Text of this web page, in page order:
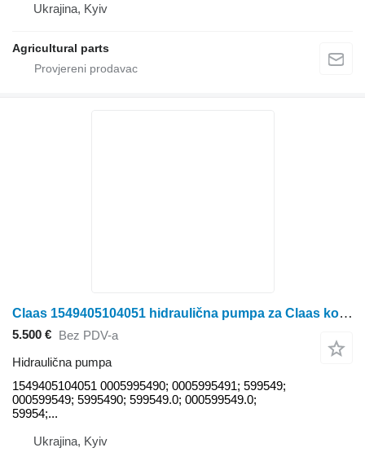
Ukrajina, Kyiv
Agricultural parts
Claas 1549405104051 hidraulična pumpa za Claas kombajna za žito
5.500 € Bez PDV-a
Hidraulična pumpa
1549405104051 0005995490; 0005995491; 599549;
000599549; 5995490; 599549.0; 000599549.0;
59954;...
Ukrajina, Kyiv